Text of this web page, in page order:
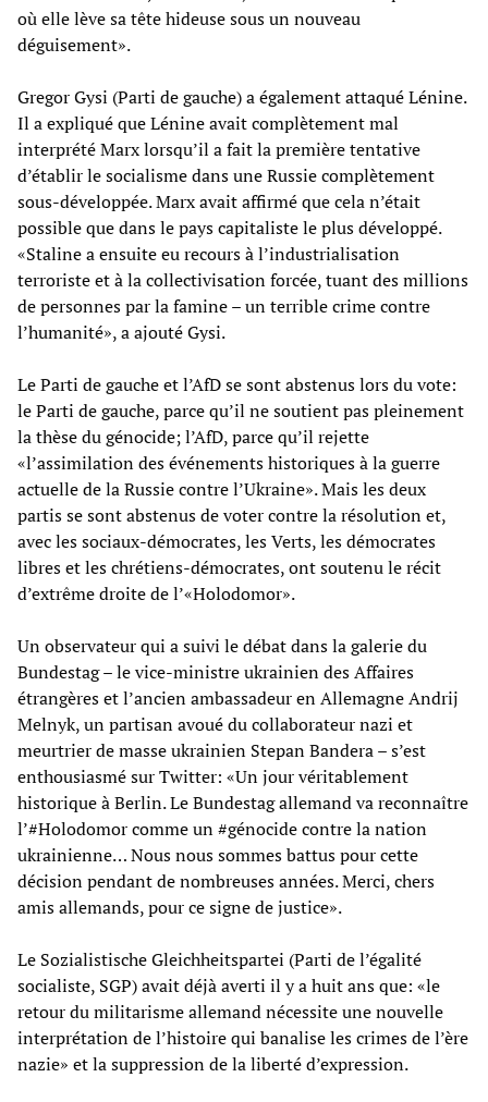
où elle lève sa tête hideuse sous un nouveau
déguisement».
Gregor Gysi (Parti de gauche) a également attaqué Lénine.
Il a expliqué que Lénine avait complètement mal
interprété Marx lorsqu’il a fait la première tentative
d’établir le socialisme dans une Russie complètement
sous-développée. Marx avait affirmé que cela n’était
possible que dans le pays capitaliste le plus développé.
«Staline a ensuite eu recours à l’industrialisation
terroriste et à la collectivisation forcée, tuant des millions
de personnes par la famine – un terrible crime contre
l’humanité», a ajouté Gysi.
Le Parti de gauche et l’AfD se sont abstenus lors du vote:
le Parti de gauche, parce qu’il ne soutient pas pleinement
la thèse du génocide; l’AfD, parce qu’il rejette
«l’assimilation des événements historiques à la guerre
actuelle de la Russie contre l’Ukraine». Mais les deux
partis se sont abstenus de voter contre la résolution et,
avec les sociaux-démocrates, les Verts, les démocrates
libres et les chrétiens-démocrates, ont soutenu le récit
d’extrême droite de l’«Holodomor».
Un observateur qui a suivi le débat dans la galerie du
Bundestag – le vice-ministre ukrainien des Affaires
étrangères et l’ancien ambassadeur en Allemagne Andrij
Melnyk, un partisan avoué du collaborateur nazi et
meurtrier de masse ukrainien Stepan Bandera – s’est
enthousiasmé sur Twitter: «Un jour véritablement
historique à Berlin. Le Bundestag allemand va reconnaître
l’#Holodomor comme un #génocide contre la nation
ukrainienne… Nous nous sommes battus pour cette
décision pendant de nombreuses années. Merci, chers
amis allemands, pour ce signe de justice».
Le Sozialistische Gleichheitspartei (Parti de l’égalité
socialiste, SGP) avait déjà averti il y a huit ans que: «le
retour du militarisme allemand nécessite une nouvelle
interprétation de l’histoire qui banalise les crimes de l’ère
nazie» et la suppression de la liberté d’expression.